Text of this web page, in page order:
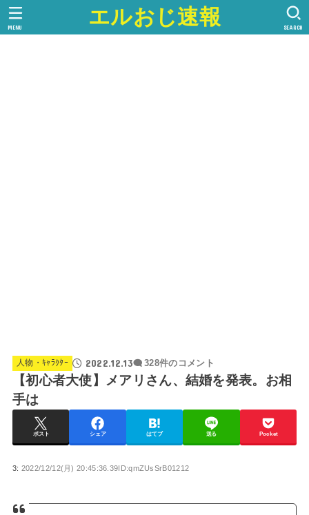
エルおじ速報 SEARCH
MENU
人物・ｷｬﾗｸﾀｰ 2022.12.13 328件のコメント
【初心者大使】メアリさん、結婚を発表。お相
手は
ポスト シェア はてブ 送る Pocket
3: 2022/12/12(月) 20:45:36.39ID:qmZUsSrB01212